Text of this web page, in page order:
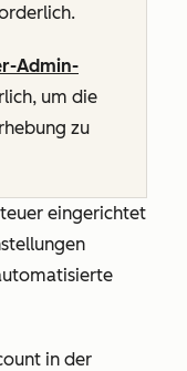
Admin-
um die
zu
eingerichtet
in der